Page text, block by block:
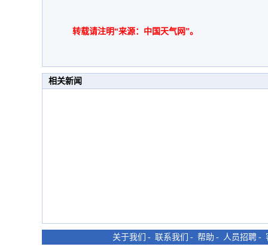
转载请注明“来源：中国天气网”。
相关新闻
关于我们 - 联系我们 - 帮助 - 人员招聘 -